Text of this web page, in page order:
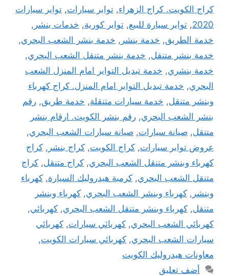
كراج الكويت. كراج الزهراء, تواير سيارات, تواير سيارات
2020
, تواير سيارة للبيع, تواير كورية, خدمات بنشر ,
خدمة الطريق, خدمة بنشر , خدمة بنشر الشعب البحري,
خدمة بنشر متنقل, خدمة بنشر متنقل الشعب البحري,
خدمة بنشري, خدمة تبديل التواير امام المنزل الشعب
البحري, خدمة تبديل التواير امام المنزل. كراج كهرباء
وبنشر متنقل, خدمة سيارات متنقلة, خدمة طريق, رقم
بنشر الشعب البحري, رقم بنشر الكويت. ارقام بنشر
متنقل, صيانة سيارات, صيانة سيارات الشعب البحري,
عروض تواير سيارات, كراج الكويت, كراج بنشر , كراج
كهرباء وبنشر متنقل الشعب البحري, كراج متنقل, كراج
متنقل الشعب البحري, كرمبة هيدروليك السيارة, كهرباء
وبنشر , كهرباء وبنشر الشعب البحري, كهرباء وبنشر
متنقل, كهرباء وبنشر متنقل الشعب البحري, كهربائي,
كهربائي الشعب البحري, كهربائي سيارات, كهربائي
سيارات الشعب البحري, كهربائي سيارات الكويت,
معاونات هيدروليك الكويت
أضف تعليق